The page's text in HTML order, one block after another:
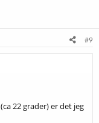
#9
22 grader) er det jeg